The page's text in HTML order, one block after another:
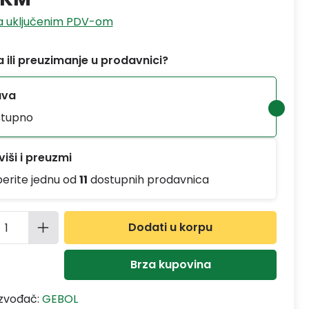
uključenim PDV-om
ili preuzimanje u prodavnici?
i preuzmi
jednu od11 dostupnih prodavnica
proizvoda: Unesite željenu
Dodati u korpu
Brza kupovina
GEBOL